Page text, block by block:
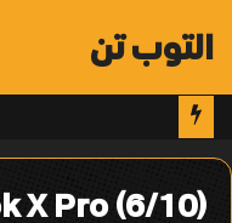
التوب تن
X Pro (6/10)